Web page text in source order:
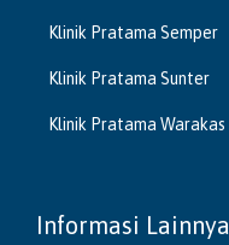
Klinik Pratama Semper
Klinik Pratama Sunter
Klinik Pratama Warakas
Informasi Lainnya